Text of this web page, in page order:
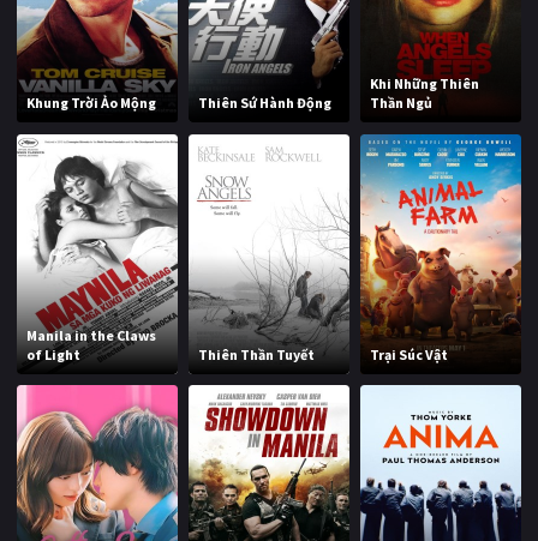
Khung Trời Ảo Mộng Thiên Sứ Hành Động
Khi Những Thiên
Thần Ngủ
Manila in the Claws
of Light
Thiên Thần Tuyết Trại Súc Vật